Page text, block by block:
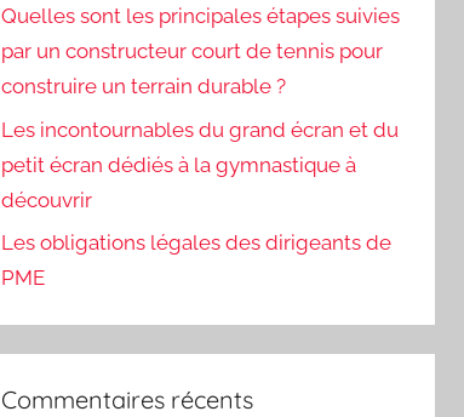
Quelles sont les principales étapes suivies
par un constructeur court de tennis pour
construire un terrain durable ?
Les incontournables du grand écran et du
petit écran dédiés à la gymnastique à
découvrir
Les obligations légales des dirigeants de
PME
Commentaires récents